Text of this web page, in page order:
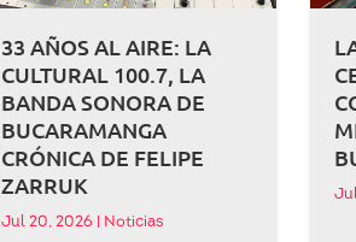
33 AÑOS AL AIRE: LA
CULTURAL 100.7, LA
BANDA SONORA DE
BUCARAMANGA
CRÓNICA DE FELIPE
ZARRUK
Jul 20, 2026 Noticias